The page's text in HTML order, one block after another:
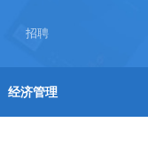
招聘
经济管理